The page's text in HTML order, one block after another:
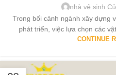
nhà vệ sinh
Trong bối cảnh ngành xây dựng
phát triển, việc lựa chọn các
CONTINUE